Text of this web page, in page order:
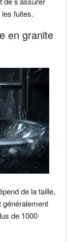
fuites.
en granite
de la taille,
généralement
de 1000